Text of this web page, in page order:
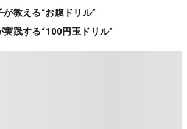
教える“お腹ドリル”
実践する“100円玉ドリル”